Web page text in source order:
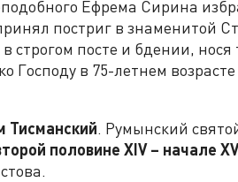
Ефрема Сирина
постриг в знаменитой
строгом посте и бдении,
Господу в 75-летнем возрасте
Тисманский. Румынский
половине XIV – начале